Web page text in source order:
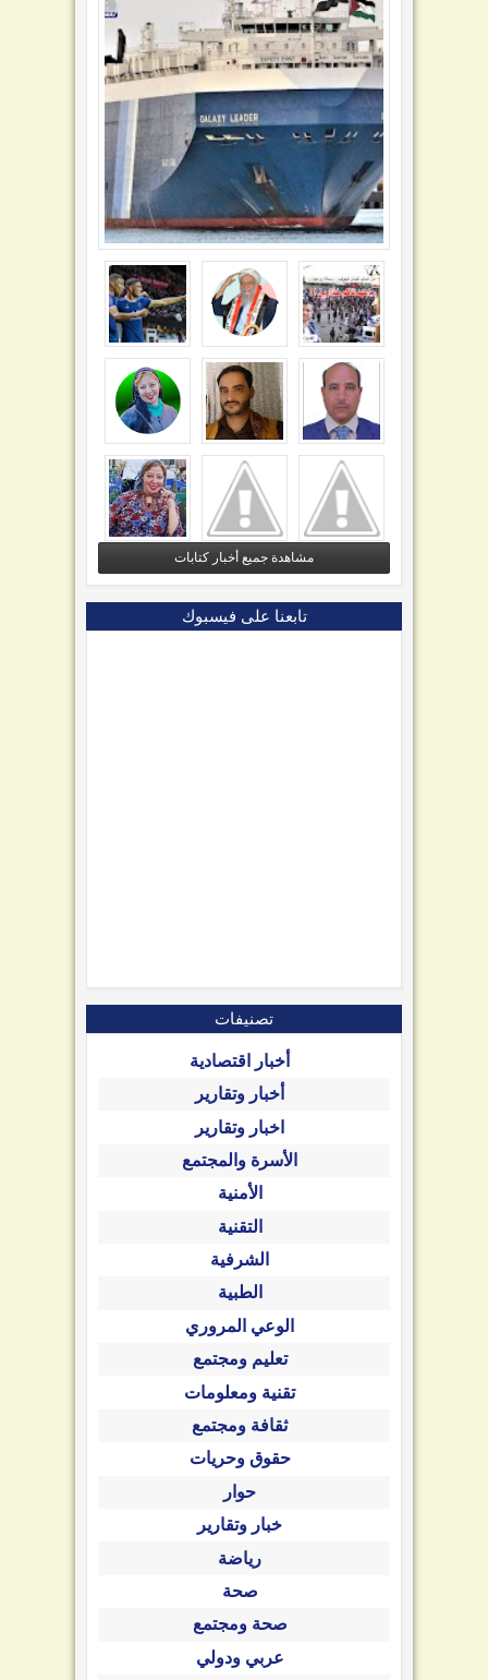
مشاهدة جميع أخبار كتابات
تابعنا على فيسبوك
تصنيفات
أخبار اقتصادية
أخبار وتقارير
اخبار وتقارير
الأسرة والمجتمع
الأمنية
التقنية
الشرفية
الطبية
الوعي المروري
تعليم ومجتمع
تقنية ومعلومات
ثقافة ومجتمع
حقوق وحريات
حوار
خبار وتقارير
رياضة
صحة
صحة ومجتمع
عربي ودولي